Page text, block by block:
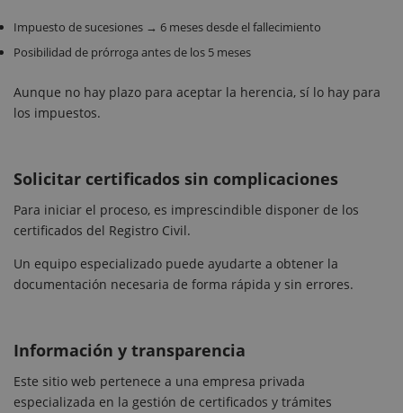
Impuesto de sucesiones → 6 meses desde el fallecimiento
Posibilidad de prórroga antes de los 5 meses
Aunque no hay plazo para aceptar la herencia, sí lo hay para
los impuestos.
Solicitar certificados sin complicaciones
Para iniciar el proceso, es imprescindible disponer de los
certificados del Registro Civil.
Un equipo especializado puede ayudarte a obtener la
documentación necesaria de forma rápida y sin errores.
Información y transparencia
Este sitio web pertenece a una empresa privada
especializada en la gestión de certificados y trámites